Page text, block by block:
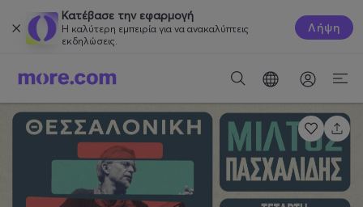
Κατέβασε την εφαρμογή
Η καλύτερη εμπειρία για να ανακαλύπτεις
εκδηλώσεις.
Λήψη